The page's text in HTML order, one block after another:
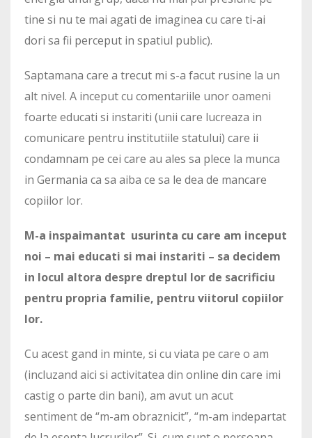
tine si nu te mai agati de imaginea cu care ti-ai
dori sa fii perceput in spatiul public).
Saptamana care a trecut mi s-a facut rusine la un
alt nivel. A inceput cu comentariile unor oameni
foarte educati si instariti (unii care lucreaza in
comunicare pentru institutiile statului) care ii
condamnam pe cei care au ales sa plece la munca
in Germania ca sa aiba ce sa le dea de mancare
copiilor lor.
M-a inspaimantat usurinta cu care am inceput
noi – mai educati si mai instariti – sa decidem
in locul altora despre dreptul lor de sacrificiu
pentru propria familie, pentru viitorul copiilor
lor.
Cu acest gand in minte, si cu viata pe care o am
(incluzand aici si activitatea din online din care imi
castig o parte din bani), am avut un acut
sentiment de “m-am obraznicit”, “m-am indepartat